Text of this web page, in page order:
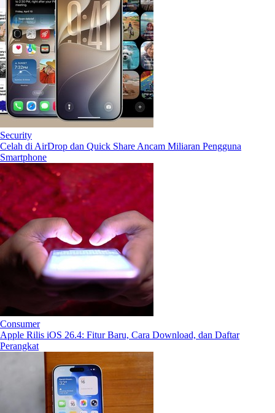
Security
Celah di AirDrop dan Quick Share Ancam Miliaran Pengguna
Smartphone
Consumer
Apple Rilis iOS 26.4: Fitur Baru, Cara Download, dan Daftar
Perangkat